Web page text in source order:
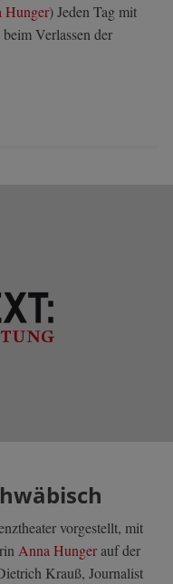
Hunger) Jeden Tag mit
Verlassen der
vorgestellt, mit
Anna Hungerauf der
Krauß, Journalist